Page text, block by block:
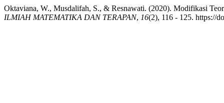
Oktaviana, W., Musdalifah, S., & Resnawati. (2020). Modifikasi
ILMIAH MATEMATIKA DAN TERAPAN, 16(2), 116 - 125. https://